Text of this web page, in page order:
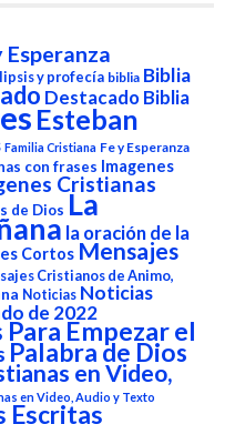
y profecía biblia Biblia
Destacado Biblia
Esteban
Familia Cristiana Fe y Esperanza
con frases Imagenes
Cristianas
de Dios La
la oración de la
Cortos Mensajes
Cristianos de Animo,
Noticias Noticias
de 2022
Empezar el
Palabra de Dios
en Video,
en Video, Audio y Texto
Escritas